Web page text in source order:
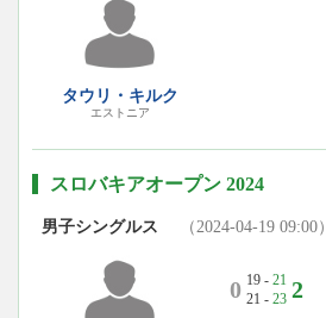
タウリ・キルク
エストニア
スロバキアオープン 2024
男子シングルス （2024-04-19 09:00）
0 19 - 21
21 - 23 2